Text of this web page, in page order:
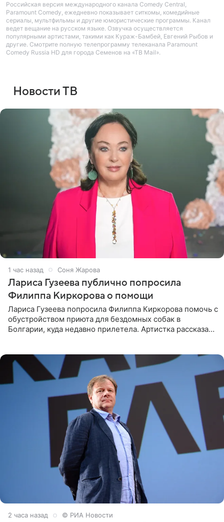
Российская версия международного канала Comedy Central,
Paramount Comedy, ежедневно показывает ситкомы, комедийные
сериалы, мультфильмы и другие юмористические программы. Канал
ведет вещание на русском языке. Озвучка осуществляется
популярными артистами, такими как Кураж-Бамбей, Евгений Рыбов и
другие. Смотрите полную телепрограмму телеканала Paramount
Comedy Russia HD для города Семенов на «ТВ Mail».
Новости ТВ
1 час назад Соня Жарова
Лариса Гузеева публично попросила
Филиппа Киркорова о помощи
Лариса Гузеева попросила Филиппа Киркорова помочь с
обустройством приюта для бездомных собак в
Болгарии, куда недавно прилетела. Артистка рассказала
2 часа назад © РИА Новости